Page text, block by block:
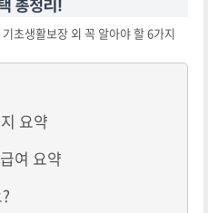
초생활보장 외 꼭 알아야 할 6가지
요약
여 요약